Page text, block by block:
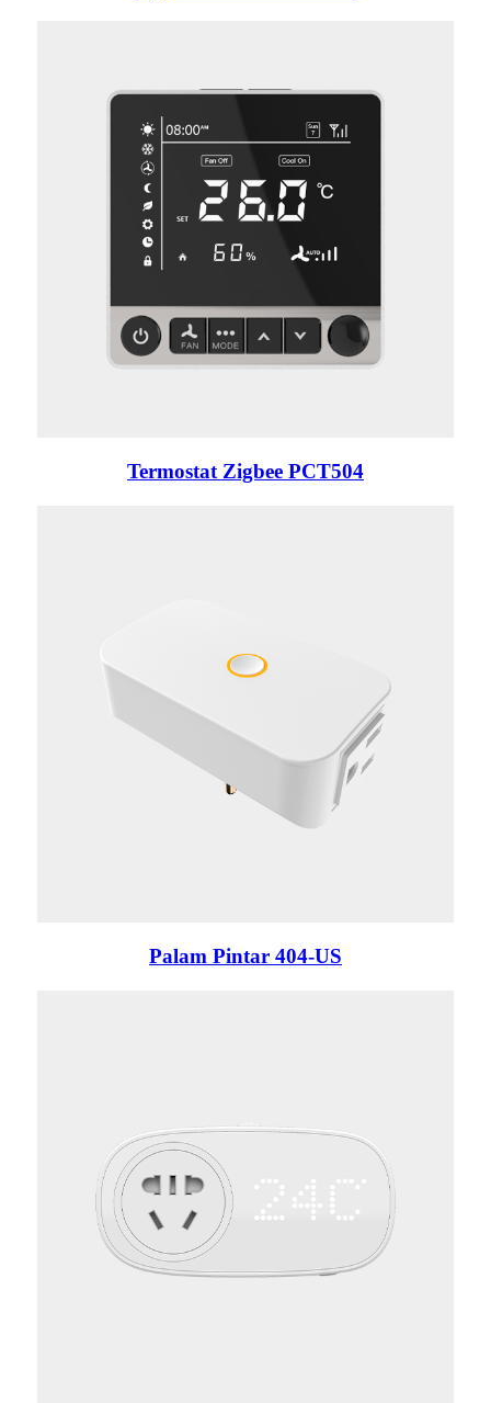
Termostat Zigbee PCT504
Palam Pintar 404-US